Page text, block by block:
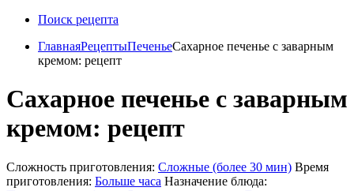
Поиск рецепта
ГлавнаяРецептыПеченьеСахарное печенье с заварным
кремом: рецепт
Сахарное печенье с заварным
кремом: рецепт
Сложность приготовления: Сложные (более 30 мин) Время
приготовления: Больше часа Назначение блюда: